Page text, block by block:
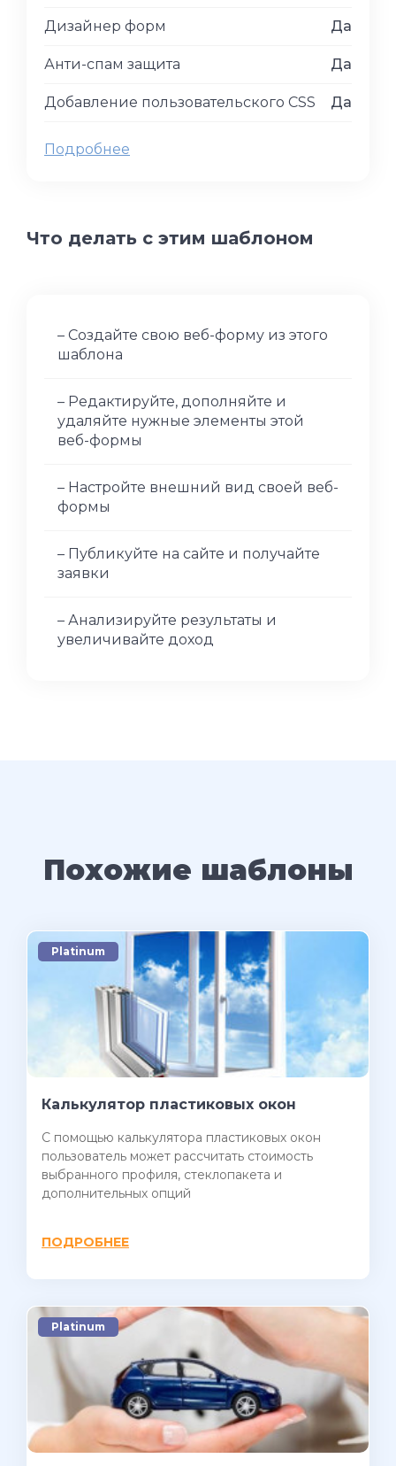
Дизайнер форм Да
Анти-спам защита Да
Добавление пользовательского CSS Да
Подробнее
Что делать с этим шаблоном
– Создайте свою веб-форму из этого
шаблона
– Редактируйте, дополняйте и
удаляйте нужные элементы этой
веб-формы
– Настройте внешний вид своей веб-
формы
– Публикуйте на сайте и получайте
заявки
– Анализируйте результаты и
увеличивайте доход
Похожие шаблоны
Platinum
Калькулятор пластиковых окон
C помощью калькулятора пластиковых окон
пользователь может рассчитать стоимость
выбранного профиля, стеклопакета и
дополнительных опций
ПОДРОБНЕЕ
Platinum